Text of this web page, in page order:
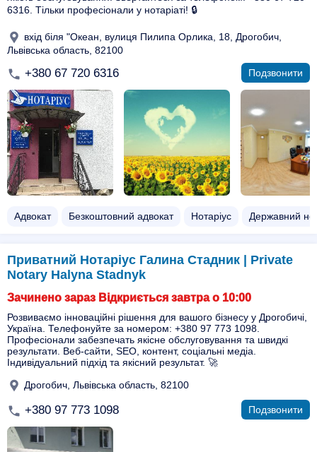
6316. Тільки професіонали у нотаріаті! 🔒
вхід біля "Океан, вулиця Пилипа Орлика, 18, Дрогобич,
Львівська область, 82100
+380 67 720 6316 Подзвонити
Адвокат Безкоштовний адвокат Нотаріус Державний
Приватний Нотаріус Галина Стадник | Private
Notary Halyna Stadnyk
Зачинено зараз Відкриється завтра о 10:00
Розвиваємо інноваційні рішення для вашого бізнесу у Дрогобичі,
Україна. Телефонуйте за номером: +380 97 773 1098.
Професіонали забезпечать якісне обслуговування та швидкі
результати. Веб-сайти, SEO, контент, соціальні медіа.
Індивідуальний підхід та якісний результат. 🚀
Дрогобич, Львівська область, 82100
+380 97 773 1098 Подзвонити